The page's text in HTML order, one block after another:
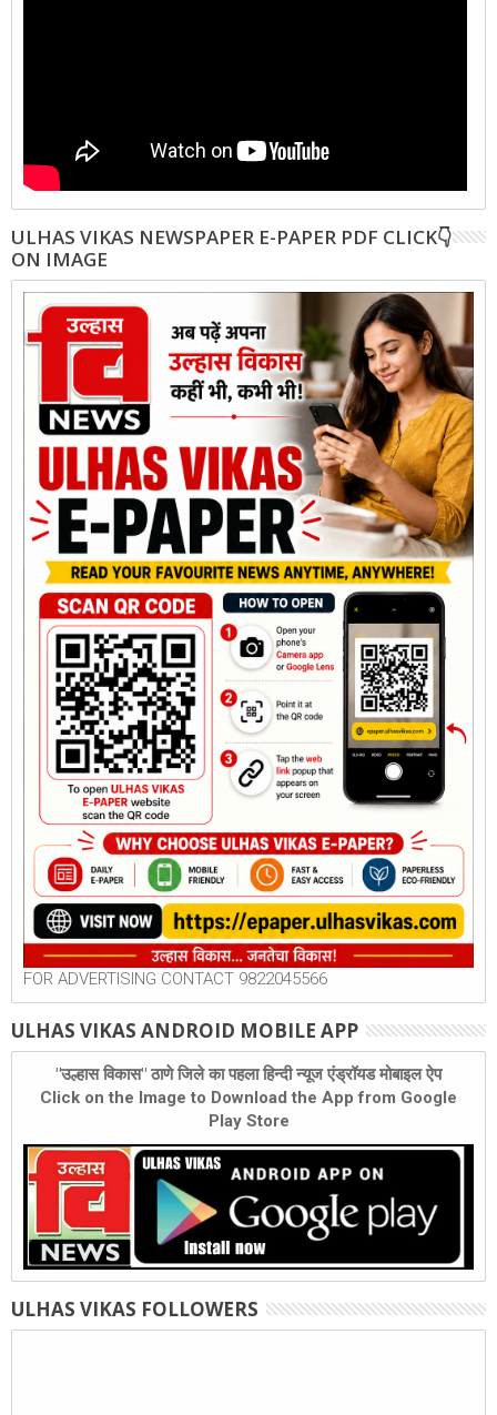
ULHAS VIKAS NEWSPAPER E-PAPER PDF CLICK👇
ON IMAGE
FOR ADVERTISING CONTACT 9822045566
ULHAS VIKAS ANDROID MOBILE APP
"उल्हास विकास" ठाणे जिले का पहला हिन्दी न्यूज एंड्रॉयड मोबाइल ऐप
Click on the Image to Download the App from Google
Play Store
ULHAS VIKAS FOLLOWERS